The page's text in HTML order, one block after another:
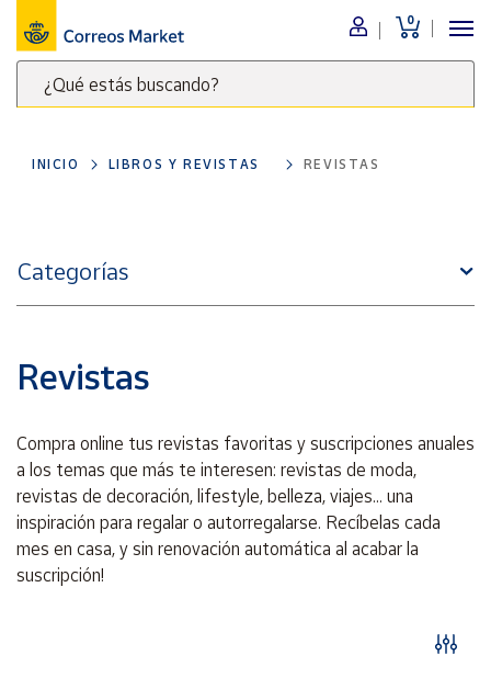
0
¿Qué estás buscando?
clave
en
Correos
Menú
Nuestro
catálogo
Alimentación
Juguetes y
juegos
Merchandising
Tienda de
Correos
Artesanía
Oficina y
INICIO LIBROS Y REVISTAS REVISTAS
Categorías
Revistas
Compra online tus revistas favoritas y suscripciones anuales
a los temas que más te interesen: revistas de moda,
revistas de decoración, lifestyle, belleza, viajes... una
inspiración para regalar o autorregalarse. Recíbelas cada
mes en casa, y sin renovación automática al acabar la
suscripción!